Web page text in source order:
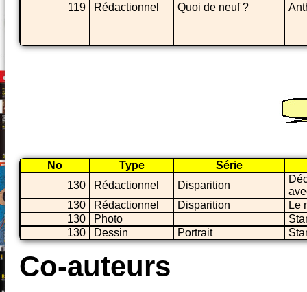
119 Rédactionnel Quoi de neuf ?
No Type
Série
130
Rédactionnel Disparition
130
Rédactionnel Disparition
Le
130
Photo
130
Dessin Portrait
Co-auteurs